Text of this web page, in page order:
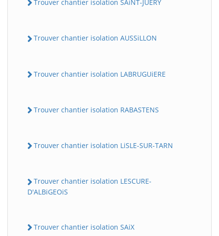
Trouver chantier isolation SAiNT-JUERY
Trouver chantier isolation AUSSiLLON
Trouver chantier isolation LABRUGUiERE
Trouver chantier isolation RABASTENS
Trouver chantier isolation LiSLE-SUR-TARN
Trouver chantier isolation LESCURE-
D'ALBiGEOiS
Trouver chantier isolation SAiX